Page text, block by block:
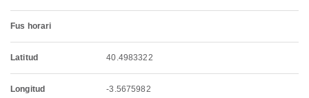
Fus horari
Latitud 40.4983322
Longitud -3.5675982